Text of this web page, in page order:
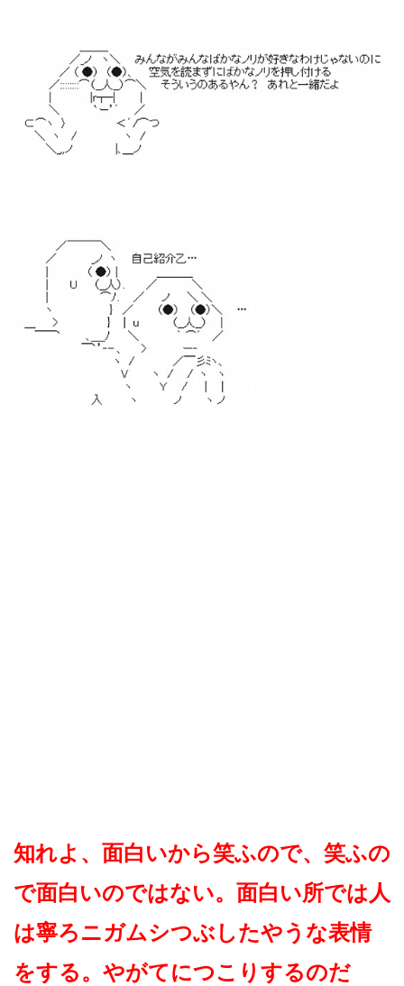
知れよ、面白いから笑ふので、笑ふの
で面白いのではない。面白い所では人
は寧ろニガムシつぶしたやうな表情
をする。やがてにつこりするのだ